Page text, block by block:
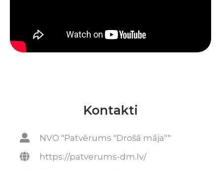
Kontakti
NVO "Patvērums "Drošā māja""
https://patverums-dm.lv/